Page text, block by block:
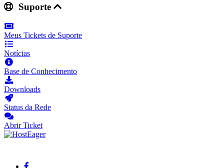
Suporte
Meus Tickets de Suporte
Notícias
Base de Conhecimento
Downloads
Status da Rede
Abrir Ticket